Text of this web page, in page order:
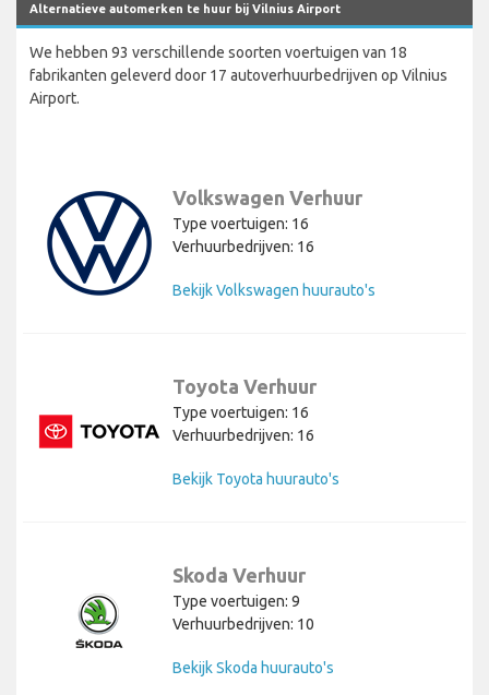
Alternatieve automerken te huur bij Vilnius Airport
We hebben 93 verschillende soorten voertuigen van 18
fabrikanten geleverd door 17 autoverhuurbedrijven op Vilnius
Airport.
Volkswagen Verhuur
Type voertuigen: 16
Verhuurbedrijven: 16
Bekijk Volkswagen huurauto's
Toyota Verhuur
Type voertuigen: 16
Verhuurbedrijven: 16
Bekijk Toyota huurauto's
Skoda Verhuur
Type voertuigen: 9
Verhuurbedrijven: 10
Bekijk Skoda huurauto's